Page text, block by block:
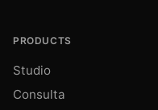
PRODUCTS
Studio
Consulta